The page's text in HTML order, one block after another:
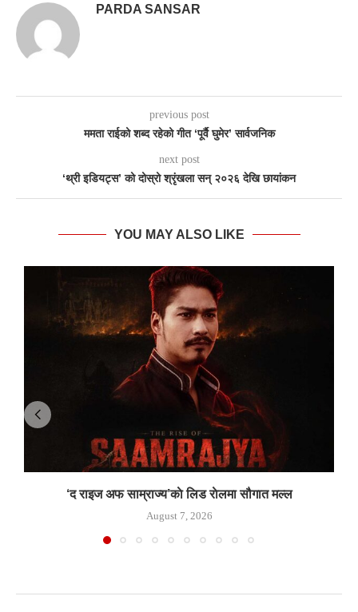
PARDA SANSAR
previous post
ममता राईको शब्द रहेको गीत ‘पूर्वै घुमेर’ सार्वजनिक
next post
‘थ्री इडियट्स’ को दोस्रो श्रृंखला सन् २०२६ देखि छायांकन
YOU MAY ALSO LIKE
‘द राइज अफ साम्राज्य’काे लिड राेलमा सौगात मल्ल
August 7, 2026